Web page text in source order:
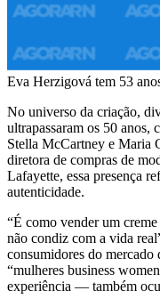
Eva Herzigová tem 53
No universo da criação,
ultrapassaram os 50
Stella McCartney e Maria
diretora de compras de
Lafayette, essa presença
autenticidade.
“É como vender um
não condiz com a vida
consumidores do mercado
“mulheres business
experiência — também